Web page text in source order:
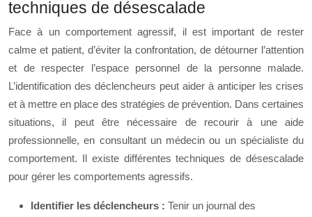
techniques de désescalade
Face à un comportement agressif, il est important de rester
calme et patient, d’éviter la confrontation, de détourner l’attention
et de respecter l’espace personnel de la personne malade.
L’identification des déclencheurs peut aider à anticiper les crises
et à mettre en place des stratégies de prévention. Dans certaines
situations, il peut être nécessaire de recourir à une aide
professionnelle, en consultant un médecin ou un spécialiste du
comportement. Il existe différentes techniques de désescalade
pour gérer les comportements agressifs.
Identifier les déclencheurs : Tenir un journal des